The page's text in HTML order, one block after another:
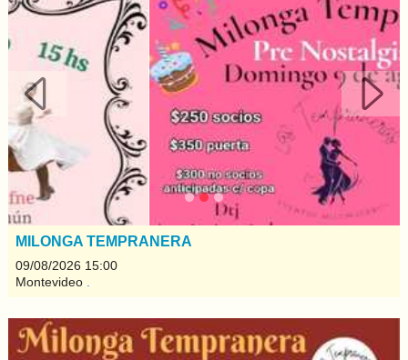
Anterior
MILONGA TEMPRANERA
09/08/2026 15:00
Montevideo